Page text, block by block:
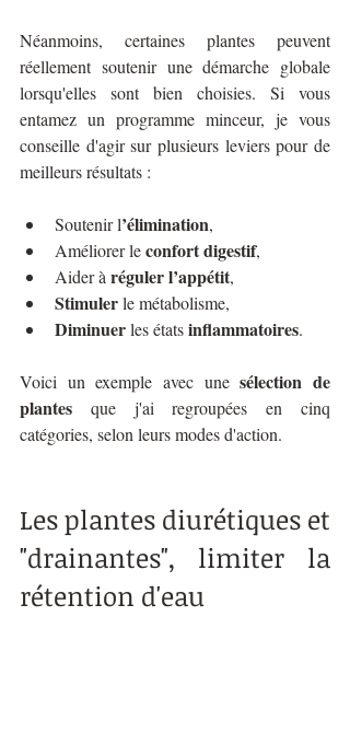
Néanmoins, certaines plantes peuvent
réellement soutenir une démarche globale
lorsqu'elles sont bien choisies. Si vous
entamez un programme minceur, je vous
conseille d'agir sur plusieurs leviers pour de
meilleurs résultats :
Soutenir l’élimination,
Améliorer le confort digestif,
Aider à réguler l’appétit,
Stimuler le métabolisme,
Diminuer les états inflammatoires.
Voici un exemple avec une sélection de
plantes que j'ai regroupées en cinq
catégories, selon leurs modes d'action.
Les plantes diurétiques et
"drainantes", limiter la
rétention d'eau